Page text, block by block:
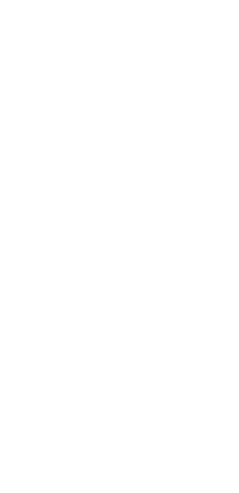
grandeza y la
su hablar no se
humanos; no
personales
autoridad que se
de la
en la humildad
sus labios ni la
altivez, ni gritos.
paz,
verdad, luz,
que rodeaba la
Y CON LA